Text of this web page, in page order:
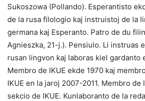
Sukoszowa (Pollando). Esperantisto
de la rusa filologio kaj instruistoj de la
germana kaj Esperanto. Patro de du
Agnieszka, 21-j.). Pensiulo. Li instruas
rusan lingvon kaj laboras kiel gardanto
Membro de IKUE ekde 1970 kaj
IKUE en la jaroj 2007-2011. Membro de
sekcio de IKUE. Kunlaboranto de la